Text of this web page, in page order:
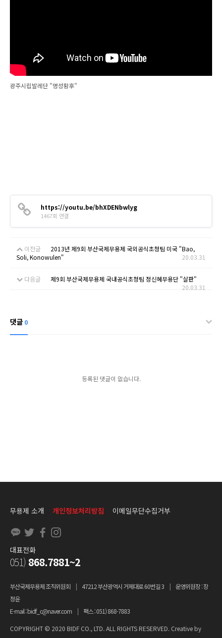
광주시립발레단 "명성황후"
https://youtu.be/bhXDENbwlyg
1467회 연결
이전글
2013년 제9회 부산국제무용제 국외공식초청팀 미국 "Bao,
Soli, Konowulen"
20.03.31
다음글
제9회 부산국제무용제 국내공식초청팀 정신혜무용단 "살판"
20.03.31
댓글 0
등록된 댓글이 없습니다.
무용제 소개 개인정보처리방침 이메일무단수집거부
부산국제무용제 조직위원회 | 47212 부산광역시 거제대로 60번길 3 | 운영위원장 : 장
정윤
E-mail : bidf_c@naver.com
| 팩스 : 051) 868-7883
COPYRIGHT © 2020 BIDF CO., LTD. ALL RIGHTS RESERVED. Creative by
대표전화
051) 868.7881~2